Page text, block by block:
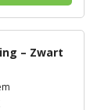
– Zwart